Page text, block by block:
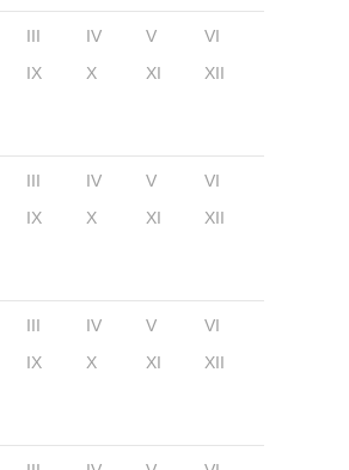
III IV V
VI
IX X XI XII
III IV V
VI
IX X XI XII
III IV V
VI
IX X XI XII